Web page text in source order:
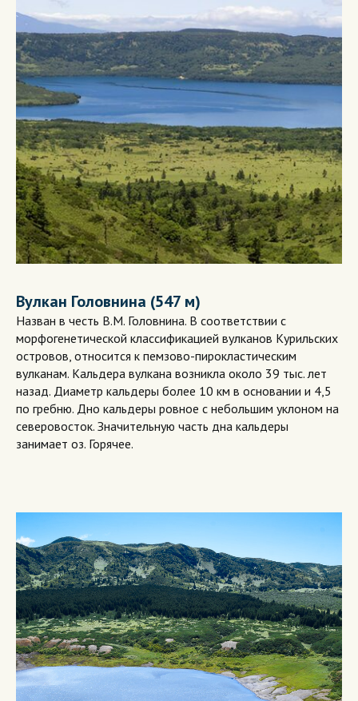
Вулкан Головнина (547 м)
Назван в честь В.М. Головнина. В соответствии с
морфогенетической классификацией вулканов Курильских
островов, относится к пемзово-пирокластическим
вулканам. Кальдера вулкана возникла около 39 тыс. лет
назад. Диаметр кальдеры более 10 км в основании и 4,5
по гребню. Дно кальдеры ровное с небольшим уклоном на
северовосток. Значительную часть дна кальдеры
занимает оз. Горячее.